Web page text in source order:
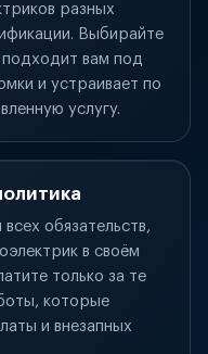
разных
Выбирайте
вам под
и устраивает по
услугу.
обязательств,
в своём
только за те
которые
и внезапных